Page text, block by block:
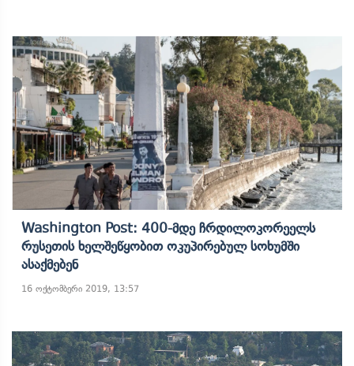
Washington Post: 400-Მდე Ჩრდილოკორეელს
Რუსეთის Ხელშეწყობით Ოკუპირებულ Სოხუმში
Ასაქმებენ
16 ოქტომბერი 2019, 13:57